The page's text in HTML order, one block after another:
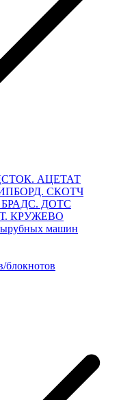
АЦЕТАТ
СКОТЧ
ДОТС
КРУЖЕВО
машин